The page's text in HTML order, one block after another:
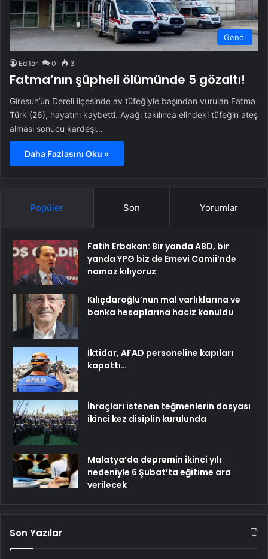
Genel
Editör 0 3
Fatma’nın şüpheli ölümünde 5 gözaltı!
Giresun’un Dereli ilçesinde av tüfeğiyle başından vurulan Fatma
Türk (26), hayatını kaybetti. Ayağı takılınca elindeki tüfeğin ateş
alması sonucu kardeşi…
Daha Fazlasını Oku »
Popüler Son Yorumlar
Fatih Erbakan: Bir yanda ABD, bir
yanda YPG biz de Emevi Camii’nde
namaz kılıyoruz
Kılıçdaroğlu’nun mal varlıklarına ve
banka hesaplarına haciz konuldu
İktidar, AFAD personeline kapıları
kapattı…
İhraçları istenen teğmenlerin dosyası
ikinci kez disiplin kurulunda
Malatya’da depremin ikinci yılı
nedeniyle 6 Şubat’ta eğitime ara
verilecek
Son Yazılar